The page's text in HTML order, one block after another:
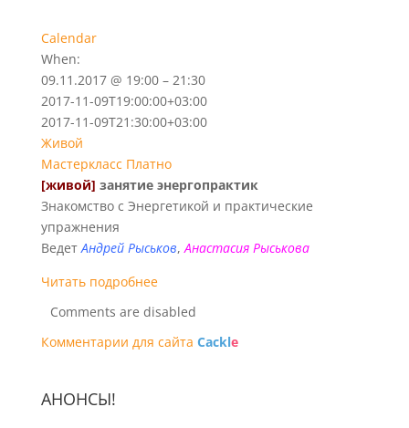
Calendar
When:
09.11.2017 @ 19:00 – 21:30
2017-11-09T19:00:00+03:00
2017-11-09T21:30:00+03:00
Живой
Мастеркласс Платно
[живой] занятие энергопрактик
Знакомство с Энергетикой и практические
упражнения
ВедетАндрей Рыськов,Анастасия Рыськова
Читать подробнее
Comments are disabled
Комментарии для сайта Cackle
АНОНСЫ!